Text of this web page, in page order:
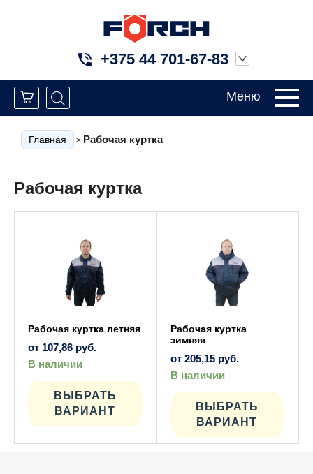
+375 44 701-67-83
Меню
Главная > Рабочая куртка
Рабочая куртка
Рабочая куртка летняя
от 107,86 руб.
В наличии
ВЫБРАТЬ
ВАРИАНТ
имеет
несколько
вариаций.
выбрать
Рабочая куртка
зимняя
от 205,15 руб.
В наличии
ВЫБРАТЬ
ВАРИАНТ
можно